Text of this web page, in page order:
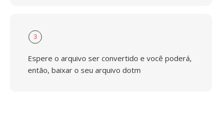
3
Espere o arquivo ser convertido e você poderá,
então, baixar o seu arquivo dotm